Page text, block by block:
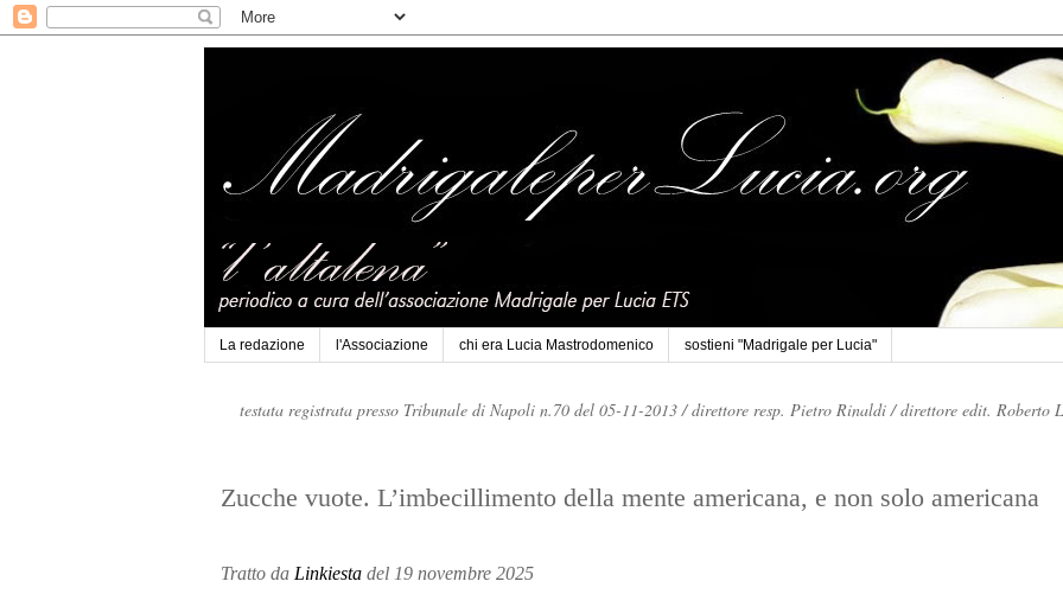
La redazione l'Associazione chi era Lucia Mastrodomenico sostieni "Madrigale per Lucia"
testata registrata presso Tribunale di Napoli n.70 del 05-11-2013 /direttore resp. Pietro Rinaldi /direttore edit. Roberto
Zucche vuote. L’imbecillimento della mente americana, e non solo americana
Tratto da Linkiesta del 19 novembre 2025